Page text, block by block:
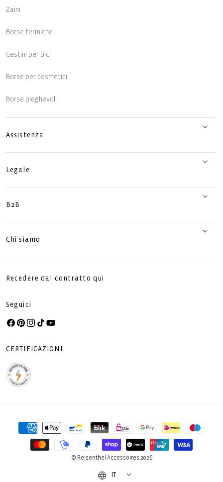
Zaini
Borse termiche
Cestini per bici
Borse per cosmetici
Borse pieghevoli
Assistenza
Legale
B2B
Chi siamo
Recedere dal contratto qui
Seguici
Facebook
Pinterest
Instagram
TikTokYouTube
CERTIFICAZIONI
Metodi
pagamento
© Reisenthel Accessoires 2026
IT